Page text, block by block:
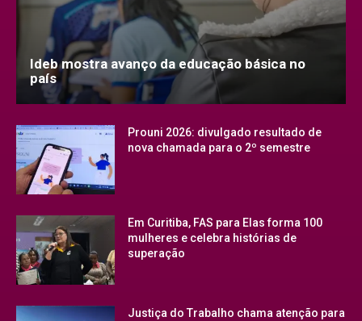
Ideb mostra avanço da educação básica no
país
Prouni 2026: divulgado resultado de
nova chamada para o 2º semestre
Em Curitiba, FAS para Elas forma 100
mulheres e celebra histórias de
superação
Justiça do Trabalho chama atenção para